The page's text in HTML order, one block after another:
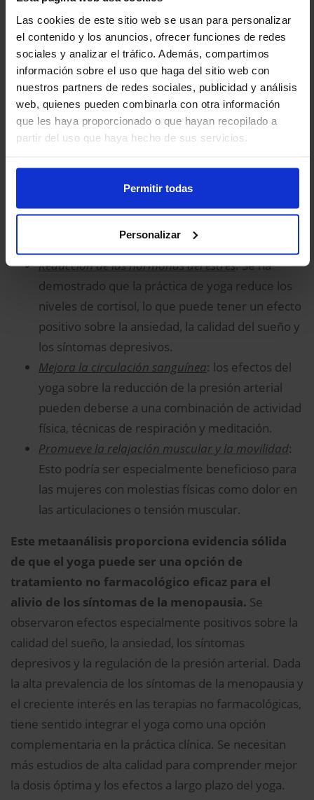
Las cookies de este sitio web se usan para personalizar
el contenido y los anuncios, ofrecer funciones de redes
sociales y analizar el tráfico. Además, compartimos
información sobre el uso que haga del sitio web con
nuestros partners de redes sociales, publicidad y análisis
web, quienes pueden combinarla con otra información
que les haya proporcionado o que hayan recopilado a
partir del uso que haya hecho de sus servicios.
Permitir todas
Personalizar
(IC del 95 %: -1,61 a -1,08).
Se encontró un efecto no significativo para la
reducción de los sofocos y la mejora de la calidad de
vida en general.
Los efectos positivos del yoga en la menopausia
podrían basarse en varios mecanismos:
Regulación del sistema nervioso autónomo: el
yoga promueve la activación del sistema
nervioso parasimpático, lo que conduce a una
Reducción de las hormonas del estrés: Se ha
demostrado que la práctica de yoga reduce los
niveles de cortisol, lo que puede tener un efecto
positivo sobre la ansiedad, la calidad del sueño y
los síntomas depresivos.
Mejora la circulación sanguínea: los efectos del
yoga sobre la reducción de la presión arterial
pueden deberse a una combinación de actividad
física, técnicas de respiración y meditación.
Promueve la relajación muscular y la movilidad:
Esto podría ser especialmente beneficioso para
las mujeres con molestias físicas como dolor en
las articulaciones o tensión muscular.
Este metaanálisis proporciona evidencia sólida
de que el yoga puede ser una opción de
tratamiento no farmacológico eficaz para el
alivio de los síntomas de la menopausia. Se
observaron efectos especialmente positivos sobre la
calidad del sueño, la ansiedad, los síntomas
depresivos y la regulación de la presión arterial. Dada
la alta prevalencia de los síntomas de la menopausia y
el creciente interés en las terapias no farmacológicas,
tiene sentido integrar el yoga como una opción
complementaria en la práctica clínica. Se necesitan
más estudios de alta calidad para comprender mejor
la dosis óptima y los efectos a largo plazo del yoga.